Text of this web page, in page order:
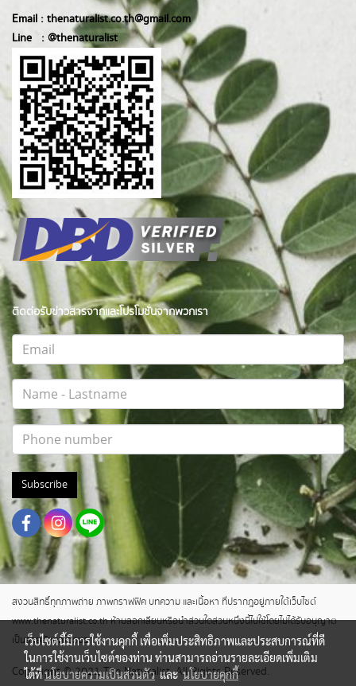
Email : thenaturalist.co.th@gmail.com
Line : @thenaturalist
ติดต่อรับข่าวสารจากและโปรโมชั่นจากพวกเรา
Subscribe
สงวนสิทธิ์ทุกภาพถ่าย ภาพกราฟฟิค บทความ และเนื้อหา ที่ปรากฎอยู่ภายใต้เว็บไซต์
www.thenaturalist.co.th ห้ามลอกเลียนหรือนำส่วนใดส่วนหนึ่งนี้ไปใช้โดยไม่ได้รับอนุญาต
เป็นลายลักษณ์อักษร
Copyright © 2021 The Naturalist. All Rights Reserved.
เว็บไซต์นี้มีการใช้งานคุกกี้ เพื่อเพิ่มประสิทธิภาพและประสบการณ์ที่ดี
ในการใช้งานเว็บไซต์ของท่าน ท่านสามารถอ่านรายละเอียดเพิ่มเติม
ได้ที่นโยบายความเป็นส่วนตัวและนโยบายคุกกี้